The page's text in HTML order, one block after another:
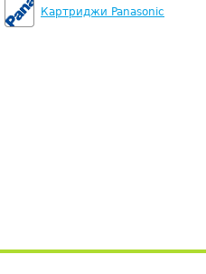
Картриджи Panasonic